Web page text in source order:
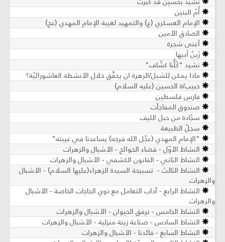
أُمّ البنين
الإمام العسكري (ع) والتمهيد لغيبة الإمام المهدي (عج)
الصادق الأمين
أغنى شجرة
زَينُ أبيها
نشيد "كُلُّنا كشّاف"
ماذا يمكن للشبل/الزهرة ان يحقِّق خلال الأنشطة العاشورائيّة؟
حبيب/ة الحسين (عليه السلام)
فارس فلسطين
صندوق المفاجآت
سجّادة من حبل الليف
سجلّ الطبيعة
"الإمام المهدي (عجّل الله فرجه) يساعدنا في غيبته"
النشاط الأوّل - قضاء الحوائج - الأشبال والزهرات
النشاط الثاني - القانون الكشفي - الأشبال والزهرات
النشاط الثالث - تسبيحة السيدة الزهراء(علیها السلام) - الأشبال
والزهرات
النشاط الرابع - آداب التعامل مع ذوي الحاجات الخاصة - الأشبال
والزهرات
النشاط الخامس - نرفق الحيوان - الأشبال والزهرات
النشاط السادس - صناعة زينة منزلية - الأشبال والزهرات
النشاط السابع - قائدنا - الأشبال والزهرات